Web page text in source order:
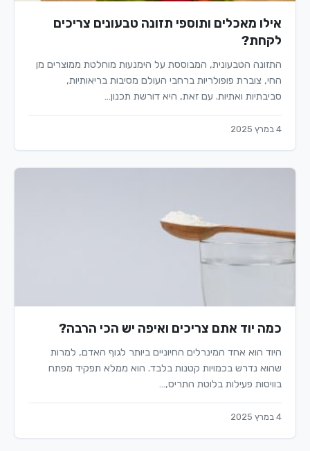
אילו מאכלים ותוספי תזונה טבעונים צריכים
לקחת?
התזונה הטבעונית, המבוססת על הימנעות מוחלטת ממוצרים מן
החי, צוברת פופולריות ברחבי העולם מסיבות בריאותיות,
סביבתיות ואתיות. עם זאת, היא דורשת תכנון…
4 במרץ 2025
כמה יוד אתם צריכים ואיפה יש הכי הרבה?
היוד הוא אחד המינרלים החיוניים ביותר לגוף האדם, למרות
שהוא נדרש בכמויות קטנות בלבד. הוא ממלא תפקיד מפתח
בוויסות פעילות בלוטת התריס,…
4 במרץ 2025